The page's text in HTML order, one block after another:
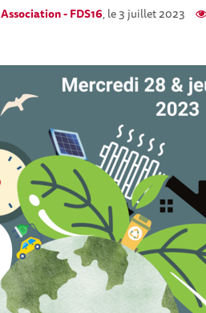
Association - FDS16, le 3 juillet 2023